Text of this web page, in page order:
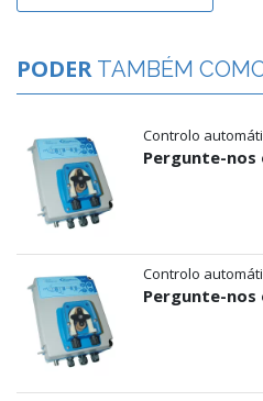
PODER TAMBÉM
Controlo
Pergunte-nos
Controlo
Pergunte-nos